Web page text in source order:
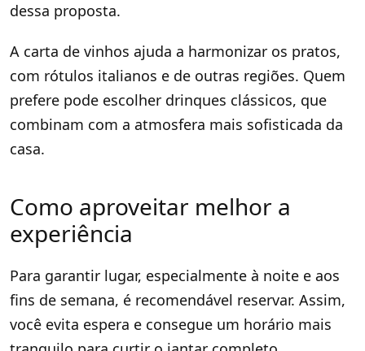
dessa proposta.
A carta de vinhos ajuda a harmonizar os pratos,
com rótulos italianos e de outras regiões. Quem
prefere pode escolher drinques clássicos, que
combinam com a atmosfera mais sofisticada da
casa.
Como aproveitar melhor a
experiência
Para garantir lugar, especialmente à noite e aos
fins de semana, é recomendável reservar. Assim,
você evita espera e consegue um horário mais